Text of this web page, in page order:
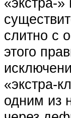
слитно с
этого
«экстра-
одним из